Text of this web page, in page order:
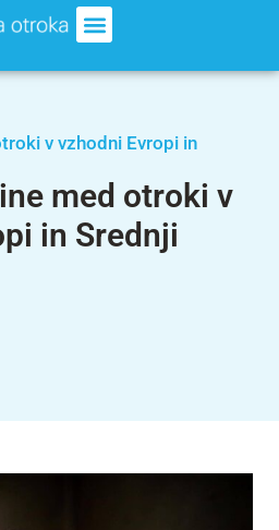
v vzhodni Evropi in
med otroki v
in Srednji